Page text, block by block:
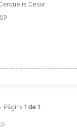
Cesar
Página 1 de 1.